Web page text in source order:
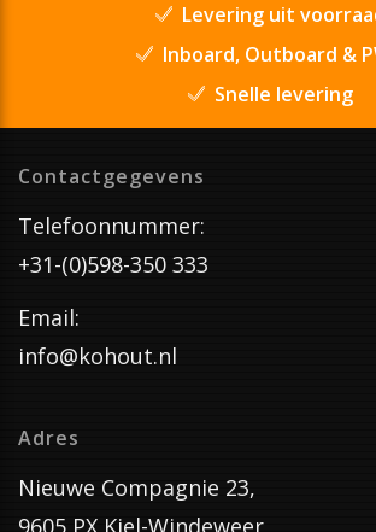
Levering uit
Inboard, Outboard &
Snelle levering
Contactgegevens
Telefoonnummer:
+31-(0)598-350 333
Email:
info@kohout.nl
Adres
Nieuwe Compagnie 23,
9605 PX Kiel-Windeweer,